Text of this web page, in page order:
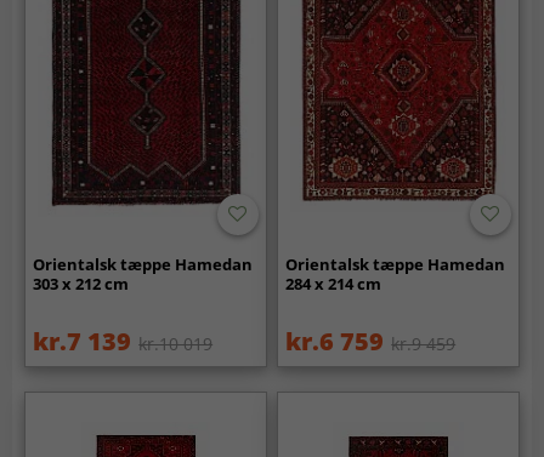
Orientalsk tæppe Hamedan
303 x 212 cm
kr.7 139 kr.10 019
Orientalsk tæppe Hamedan
284 x 214 cm
kr.6 759 kr.9 459